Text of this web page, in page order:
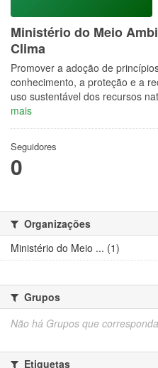
Ministério do Meio
Clima
Promover a adoção de
conhecimento, a proteção e a
uso sustentável dos recursos
mais
Seguidores
0
Organizações
Ministério do Meio ... (1)
Grupos
Não há Grupos que
Etiquetas